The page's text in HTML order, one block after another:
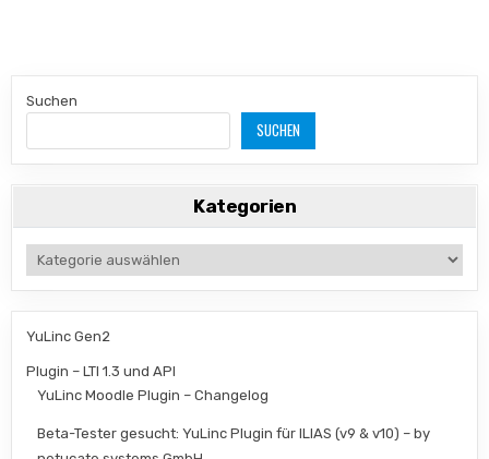
Suchen
SUCHEN
Kategorien
Kategorien
YuLinc Gen2
Plugin – LTI 1.3 und API
YuLinc Moodle Plugin – Changelog
Beta-Tester gesucht: YuLinc Plugin für ILIAS (v9 & v10) – by